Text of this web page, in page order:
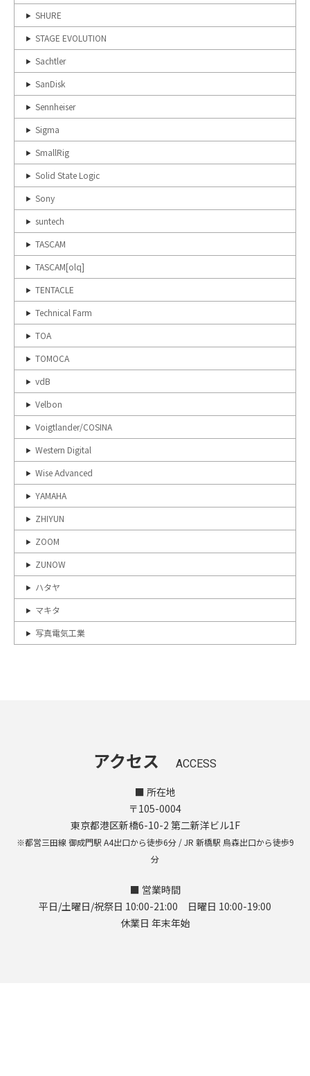
SHURE
STAGE EVOLUTION
Sachtler
SanDisk
Sennheiser
Sigma
SmallRig
Solid State Logic
Sony
suntech
TASCAM
TASCAM[olq]
TENTACLE
Technical Farm
TOA
TOMOCA
vdB
Velbon
Voigtlander/COSINA
Western Digital
Wise Advanced
YAMAHA
ZHIYUN
ZOOM
ZUNOW
ハタヤ
マキタ
写真電気工業
アクセス ACCESS
■ 所在地
〒105-0004
東京都港区新橋6-10-2 第二新洋ビル1F
※都営三田線 御成門駅 A4出口から徒歩6分 / JR 新橋駅 烏森出口から徒歩9
分
■ 営業時間
平日/土曜日/祝祭日 10:00-21:00 日曜日 10:00-19:00
休業日 年末年始